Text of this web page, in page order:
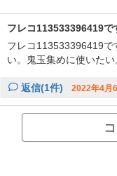
フレコ113533396419で
フレコ113533396419で
い。鬼玉集めに使いたい
返信(1件) 2022年4月